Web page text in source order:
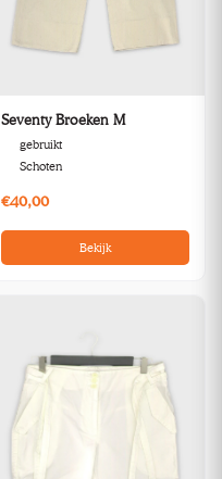
Seventy Broeken M
gebruikt
Schoten
€40,00
Bekijk